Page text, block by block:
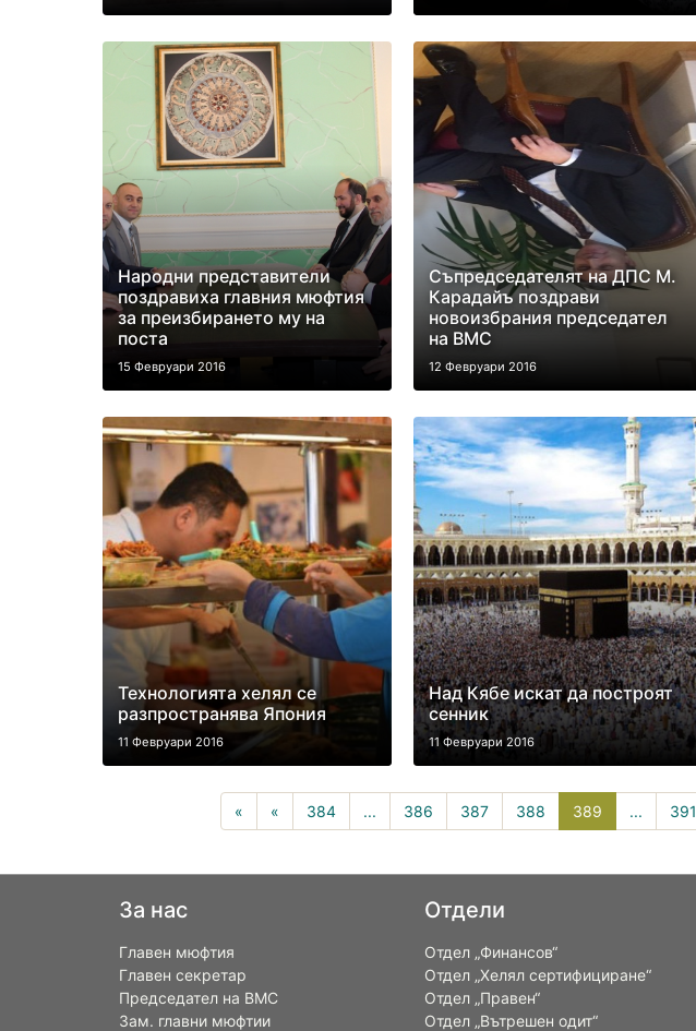
Народни представители
поздравиха главния мюфтия
за преизбирането му на
поста
15 Февруари 2016
Съпредседателят на ДПС М.
Карадайъ поздрави
новоизбрания председател
на ВМС
12 Февруари 2016
Технологията хелял се
разпространява Япония
11 Февруари 2016
Над Кябе искат да построят
сенник
11 Февруари 2016
« « 384 ... 386 387 388 389 389(current)
... 391
За нас
Главен мюфтия
Главен секретар
Председател на ВМС
Зам. главни мюфтии
Отдели
Отдел „Финансов“
Отдел „Хелял сертифициране“
Отдел „Правен“
Отдел „Вътрешен одит“